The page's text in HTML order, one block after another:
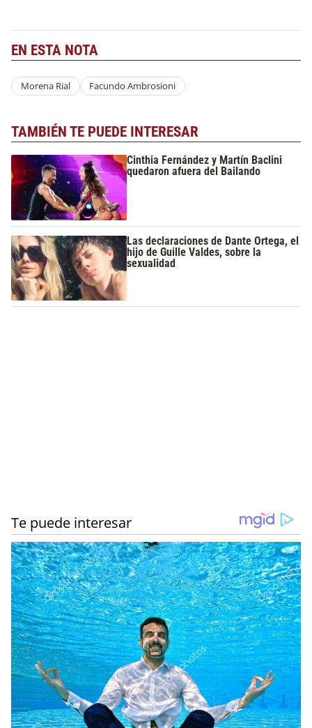
EN ESTA NOTA
Morena Rial Facundo Ambrosioni
TAMBIÉN TE PUEDE INTERESAR
Cinthia Fernández y Martín Baclini
quedaron afuera del Bailando
Las declaraciones de Dante Ortega, el
hijo de Guille Valdes, sobre la
sexualidad